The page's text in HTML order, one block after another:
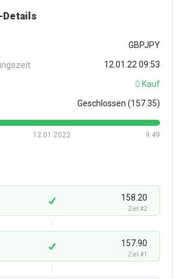
Details
GBPJPY
12.01.22 09:53
Kauf
Geschlossen (157.35)
9:49
12.01.2022
158.20
Ziel #2
157.90
Ziel #1